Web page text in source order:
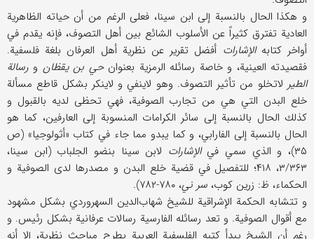
و هكذا الحال بالنسبة إلى ابن سينا، فعلى الرغم من أن حياته الظاهرية
العادية تفترق كثيراً عن الأسلوب الشائع بين أهل التصوف، فإنه يقدم في
أواخر كتابهالإشارات أفضل تقرير عن نظرية أهل العرفان بلغة فلسفية.
فقصيدته العينية، و خاصة رسائله الرمزية بعنوانحي بن يقظان و رسالة
الطير لاتخلو من تأثير التصوف. وهو لاينفي و لاينكر بشكل قاطع مسألة
خلع البدن التي هي من تجارب الصوفية، فهي تحظى لديه بالقبول و
كذلك الحال بالنسبة إلى سائر الكرامات المنسوبة إلى العارفين، كما هو
الحال بالنسبة إلى الفارابي، و كما يبدو مما جاء في كتاب «أثولوجيا» (ص
۳۵)، و الذي سمي في
الإشارات لابن سينا بنضو الجلباب (ابن سينا،
۳/۳۶۳، ۴۱۸؛ للتفصيل في قضية خلع البدن و مصدرها لدى الصوفية و
الحكماء، ظ: زرين كوب، سر ‌ني، ۷۸۰-۷۸۲).
و تتشابه الحكمة الإشراقية للشيخ شهاب‌الدين السهروردي بشكل مشهود
مع أقوال الصوفية. و تعد رسائله الفارسية رسالات عرفانية بشكل رئيس. و
رغم أن الشيخ يبدأ كتبه الفلسفية العربية بطرح مباحث نظرية، إلا أنه